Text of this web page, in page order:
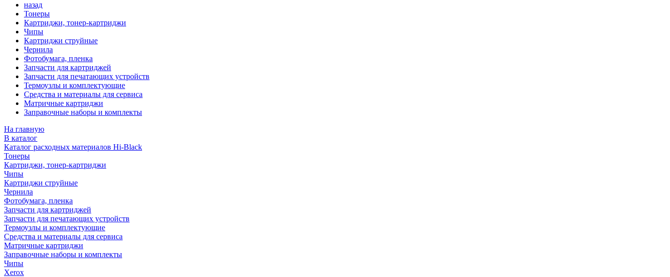
назад
Тонеры
Картриджи, тонер-картриджи
Чипы
Картриджи струйные
Чернила
Фотобумага, пленка
Запчасти для картриджей
Запчасти для печатающих устройств
Термоузлы и комплектующие
Средства и материалы для сервиса
Матричные картриджи
Заправочные наборы и комплекты
На главную
В каталог
Каталог расходных материалов Hi-Black
Тонеры
Картриджи, тонер-картриджи
Чипы
Картриджи струйные
Чернила
Фотобумага, пленка
Запчасти для картриджей
Запчасти для печатающих устройств
Термоузлы и комплектующие
Средства и материалы для сервиса
Матричные картриджи
Заправочные наборы и комплекты
Чипы
Xerox